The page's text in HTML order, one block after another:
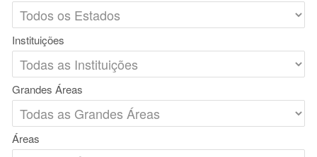
Instituições
Grandes Áreas
Áreas